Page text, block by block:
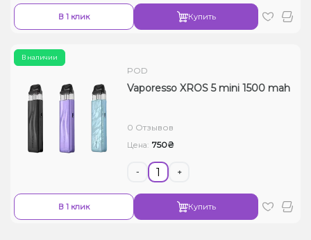
В 1 клик Купить
В наличии
POD
Vaporesso XROS 5 mini 1500 mah
0 Отзывов
Цена: 750₴
- +
В 1 клик Купить